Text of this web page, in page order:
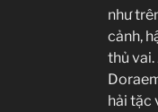
như
cảnh,
thủ
hải tặc